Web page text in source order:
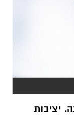
יציבות